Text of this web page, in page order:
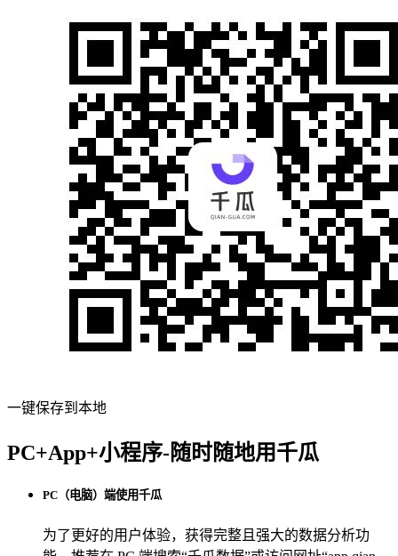
一键保存到本地
PC+App+小程序-随时随地用千瓜
PC（电脑）端使用千瓜
为了更好的用户体验，获得完整且强大的数据分析功